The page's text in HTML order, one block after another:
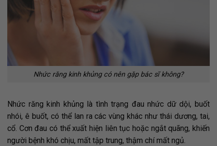
Nhức răng kinh khủng có nên gặp bác sĩ không?
Nhức răng kinh khủng là tình trạng đau nhức dữ dội, buốt
nhói, ê buốt, có thể lan ra các vùng khác như thái dương, tai,
cổ. Cơn đau có thể xuất hiện liên tục hoặc ngắt quãng, khiến
người bệnh khó chịu, mất tập trung, thậm chí mất ngủ.